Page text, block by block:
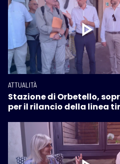
ATTUALITÀ
Stazione di Orbetello,
per il rilancio della linea